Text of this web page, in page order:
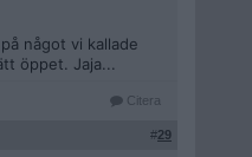
något vi kallade
öppet. Jaja...
Citera
#29